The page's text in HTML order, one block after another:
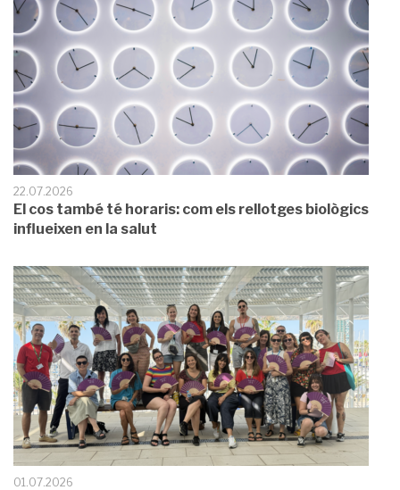
22.07.2026
El cos també té horaris: com els rellotges biològics
influeixen en la salut
01.07.2026